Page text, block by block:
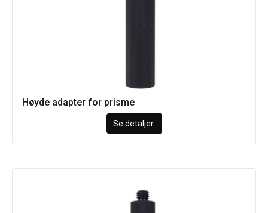
Høyde adapter for prisme
Se detaljer